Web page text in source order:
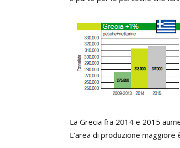
La Grecia fra 2014 e 2015
L’area di produzione